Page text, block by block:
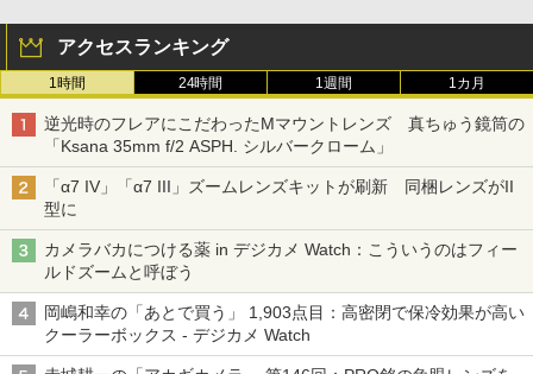
アクセスランキング
1時間 24時間 1週間 1カ月
逆光時のフレアにこだわったMマウントレンズ 真ちゅう鏡筒の
「Ksana 35mm f/2 ASPH. シルバークローム」
「α7 IV」「α7 III」ズームレンズキットが刷新 同梱レンズがII
型に
カメラバカにつける薬 in デジカメ Watch：こういうのはフィー
ルドズームと呼ぼう
岡嶋和幸の「あとで買う」 1,903点目：高密閉で保冷効果が高い
クーラーボックス - デジカメ Watch